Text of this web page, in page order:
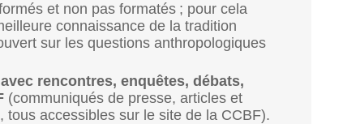
et non pas formatés ; pour cela
connaissance de la tradition
sur les questions anthropologiques
rencontres, enquêtes, débats,
(communiqués de presse, articles et
accessibles sur le site de la CCBF).